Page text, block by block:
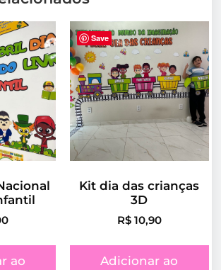
ao
Save
Kit dia das crianças
3D
R$10,90
Adicionar ao